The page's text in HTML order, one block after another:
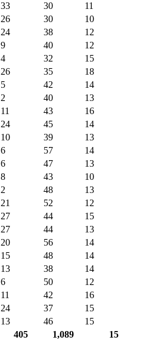
33 30
11
26 30
10
24 38
12
9 40
12
4 32
15
26 35
18
5 42
14
2 40
13
11 43
16
24 45
14
10 39
13
6 57
14
6 47
13
8 43
10
2 48
13
21 52
12
27 44
15
27 44
13
20 56
14
15 48
14
13 38
14
6 50
12
11 42
16
24 37
15
13 46
15
405 1,089
15